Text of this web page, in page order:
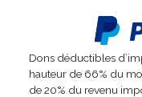
Dons déductibles
hauteur de 66% du
de 20% du revenu